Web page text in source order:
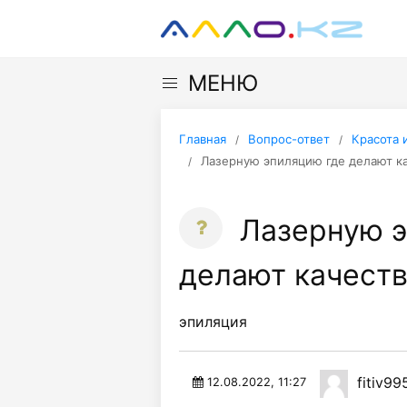
МЕНЮ
Главная Вопрос-ответ
Красота
Лазерную эпиляцию где делают
Лазерную
делают
эпиляция
12.08.2022, 11:27